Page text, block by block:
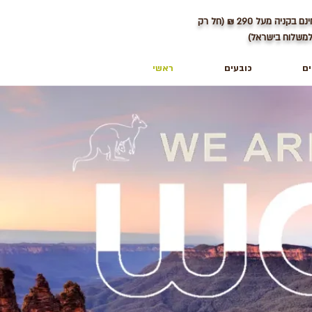
בקניה מעל290₪ (חל רק
למשלוח בישראל)
ראשי כובעים